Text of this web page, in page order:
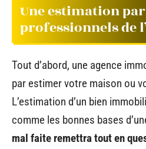
Une estimation
professionnels de
Tout d’abord, une agence
par estimer votre maison ou
L’estimation d’un bien
comme les bonnes bases
mal faite remettra tout en